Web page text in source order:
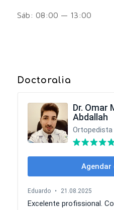
Sáb: 08:00 — 13:00
Doctoralia